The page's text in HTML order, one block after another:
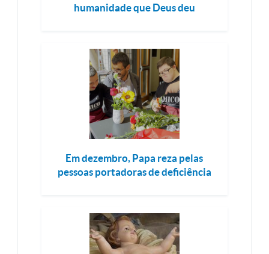
humanidade que Deus deu
Em dezembro, Papa reza pelas
pessoas portadoras de deficiência